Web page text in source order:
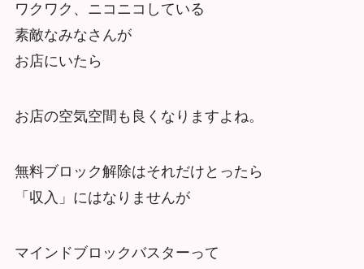
ワクワク、ニコニコしている
素敵なみなさんが
お店にいたら
お店の空気空間も良くなりますよね。
無料ブロック解除はそれだけとったら
「収入」にはなりませんが
マインドブロックバスターって